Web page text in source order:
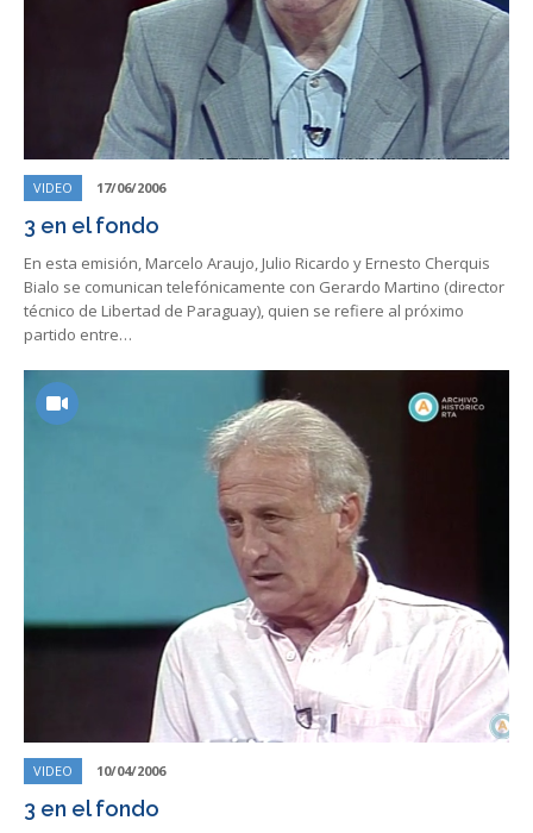
VIDEO 17/06/2006
3 en el fondo
En esta emisión, Marcelo Araujo, Julio Ricardo y Ernesto Cherquis
Bialo se comunican telefónicamente con Gerardo Martino (director
técnico de Libertad de Paraguay), quien se refiere al próximo
partido entre…
VIDEO 10/04/2006
3 en el fondo